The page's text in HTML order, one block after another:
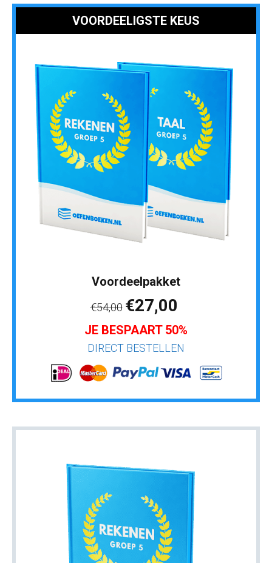
VOORDEELIGSTE KEUS
Voordeelpakket
€54,00 €27,00
JE BESPAART 50%
DIRECT BESTELLEN